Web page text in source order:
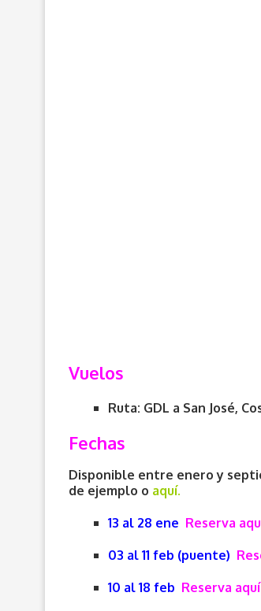
Vuelos
Ruta: GDL a San José,
Fechas
Disponible entre enero y
de ejemplo o aquí.
13 al 28 ene Reserva
03 al 11 feb (puente)
10 al 18 feb Reserva aquí